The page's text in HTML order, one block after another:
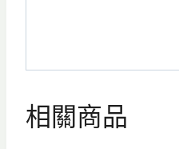
相關商品